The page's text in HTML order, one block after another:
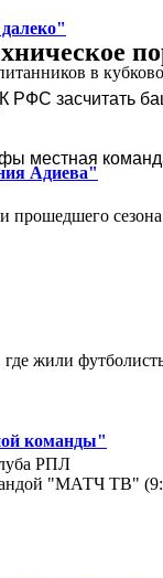
в
Адиева"
сезона
жили
команды"
"МАТЧ ТВ"
засчитать
местная
РПЛ